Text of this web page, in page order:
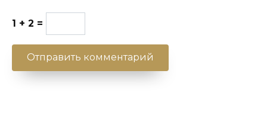
1 + 2 =